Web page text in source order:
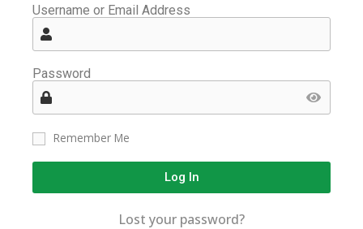
Username or Email Address
Password
Remember Me
Log In
Lost your password?